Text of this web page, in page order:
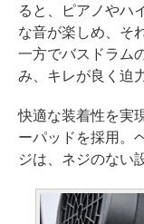
ると、ピアノやハ
な音が楽しめ、そ
一方でバスドラム
み、キレが良く迫
快適な装着性を実
ーパッドを採用。
ジは、ネジのない